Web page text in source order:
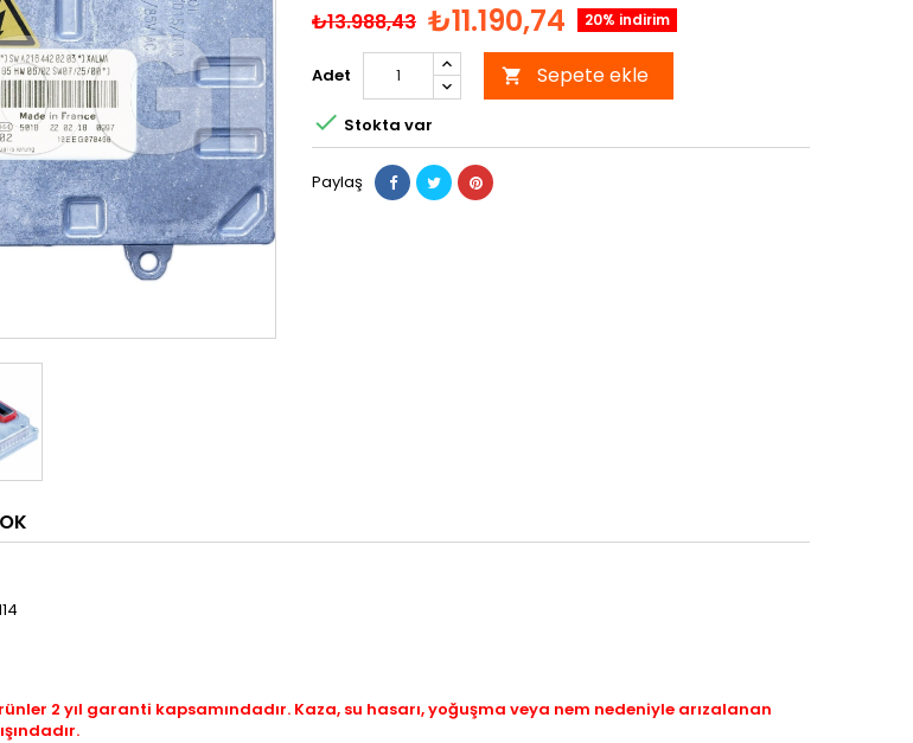
₺13.988,43 ₺11.190,74 20% indirim
Adet  Sepete ekle
 Stokta var
Paylaş
2 yıl garanti kapsamındadır. Kaza, su hasarı, yoğuşma veya nem nedeniyle arızalanan